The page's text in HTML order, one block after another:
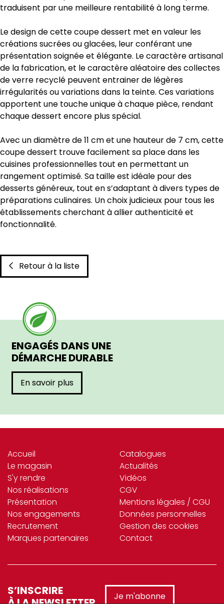
traduisent par une meilleure rentabilité à long terme.
Le design de cette coupe dessert met en valeur les
créations sucrées ou glacées, leur conférant une
présentation soignée et élégante. Le caractère artisanal
de la fabrication, et le caractère aléatoire des collectes
de verre recyclé peuvent entrainer de légères
irrégularités ou variations dans la teinte. Ces variations
apportent une touche unique à chaque pièce, rendant
chaque dessert encore plus spécial.
Avec un diamètre de 11 cm et une hauteur de 7 cm, cette
coupe dessert trouve facilement sa place dans les
cuisines professionnelles tout en permettant un
rangement optimisé. Sa taille est idéale pour des
desserts généreux, tout en s’adaptant à divers types de
préparations culinaires. Un choix judicieux pour tous les
établissements cherchant à allier authenticité et
fonctionnalité.
Retour à la liste
ENGAGÉS DANS UNE
DÉMARCHE DURABLE
En savoir plus
Accueil
Le magasin
S'y rendre
Nos réalisations
Présentation
Nos engagements
Recrutement
Marques partenaires
Catalogues
Actualités
Vidéos
CGV
Mentions légales / CGU
Données personnelles
Gestion des cookies
Contact
S’INSCRIRE
Je m'abonne